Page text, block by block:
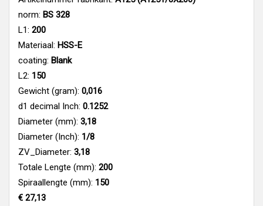
norm: BS 328
L1: 200
Materiaal: HSS-E
coating: Blank
L2: 150
Gewicht (gram): 0,016
d1 decimal Inch: 0.1252
Diameter (mm): 3,18
Diameter (Inch): 1/8
ZV_Diameter: 3,18
Totale Lengte (mm): 200
Spiraallengte (mm): 150
€ 27,13